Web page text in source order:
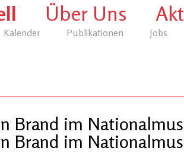
Kalender Publikationen Jobs
Über Uns
Brand im
Brand im